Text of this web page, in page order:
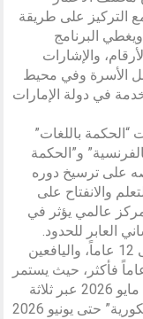
التركيز على طريقة
البرنامج
والإشارات
الأسرة وفي محيط
في دولة الإمارات
“الحكمة باللغات”
و”الحكمة
على ترسيخ دوره
والانفتاح على
عالمي يؤثر في
العابر للحدود.
ويستهدف البرنامجان الأطفال من سن 6 إلى 12 عاماً، واليافعين
13 إلى 17 عاماً، والشباب من عمر 18 عاماً فأكثر، حيث يستمر
برنامج “الحكمة بلغة الإشارة الأمريكية” حتى مايو 2026 عبر ثلاثة
فصول دراسية، فيما يمتد برنامج “الحكمة بالكورية” حتى يونيو 2026